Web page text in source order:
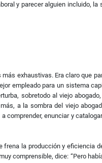
y parecer alguien incluido,
exhaustivas. Era claro que
empleado para un sistema
sobretodo al viejo
a la sombra del viejo
comprender, enunciar y
la producción y eficiencia
comprensible, dice: “Pero